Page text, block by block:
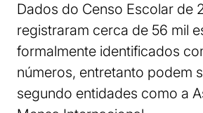
Dados do Censo Escolar de
registraram cerca de 56 mil
formalmente identificados
números, entretanto podem
segundo entidades como a